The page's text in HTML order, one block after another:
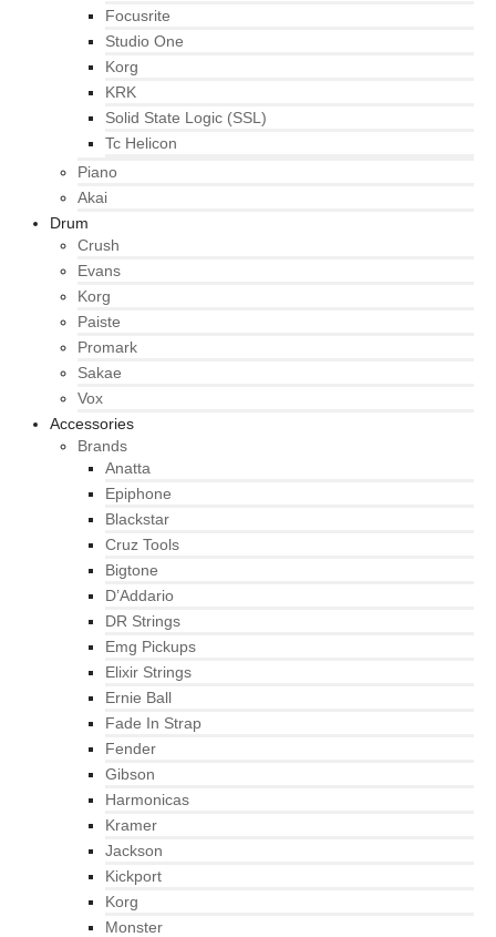
Focusrite
Studio One
Korg
KRK
Solid State Logic (SSL)
Tc Helicon
Piano
Akai
Drum
Crush
Evans
Korg
Paiste
Promark
Sakae
Vox
Accessories
Brands
Anatta
Epiphone
Blackstar
Cruz Tools
Bigtone
D’Addario
DR Strings
Emg Pickups
Elixir Strings
Ernie Ball
Fade In Strap
Fender
Gibson
Harmonicas
Kramer
Jackson
Kickport
Korg
Monster